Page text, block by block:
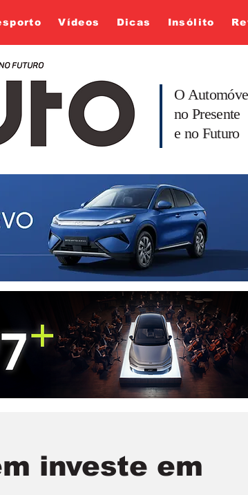
Vídeos Dicas Insólito
O
no Presente
e no Futuro
investe em